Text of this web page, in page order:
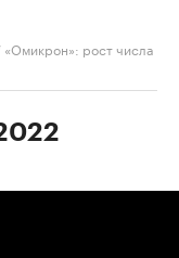
«Омикрон»: рост числа